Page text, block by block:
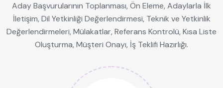
Aday Başvurularının Toplanması, Ön Eleme, Adaylarla İlk
İletişim, Dil Yetkinliği Değerlendirmesi, Teknik ve Yetkinlik
Değerlendirmeleri, Mülakatlar, Referans Kontrolü, Kısa Liste
Oluşturma, Müşteri Onayı, İş Teklifi Hazırlığı.